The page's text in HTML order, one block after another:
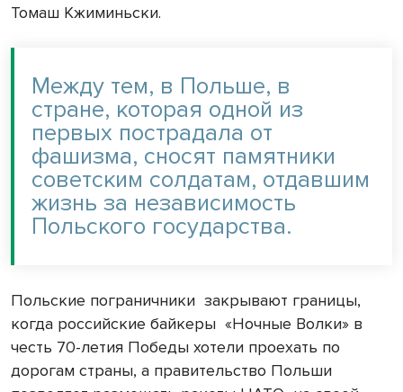
Томаш Кжиминьски.
Между тем, в Польше, в
стране, которая одной из
первых пострадала от
фашизма, сносят памятники
советским солдатам, отдавшим
жизнь за независимость
Польского государства.
Польские пограничники закрывают границы,
когда российские байкеры «Ночные Волки» в
честь 70-летия Победы хотели проехать по
дорогам страны, а правительство Польши